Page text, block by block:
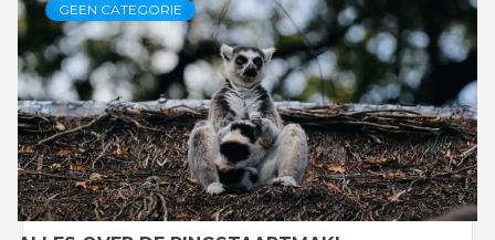
GEEN CATEGORIE